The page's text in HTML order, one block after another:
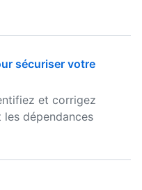
sécuriser votre
et corrigez
dépendances